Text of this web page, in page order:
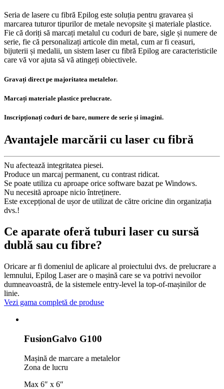
Seria de lasere cu fibră Epilog este soluția pentru gravarea și
marcarea tuturor tipurilor de metale nevopsite și materiale plastice.
Fie că doriți să marcați metalul cu coduri de bare, sigle și numere de
serie, fie că personalizați articole din metal, cum ar fi ceasuri,
bijuterii și medalii, un sistem laser cu fibră Epilog are caracteristicile
care vă vor ajuta să vă atingeți obiectivele.
Gravați direct pe majoritatea metalelor.
Marcați materiale plastice prelucrate.
Inscripționați coduri de bare, numere de serie și imagini.
Avantajele marcării cu laser cu fibră
Nu afectează integritatea piesei.
Produce un marcaj permanent, cu contrast ridicat.
Se poate utiliza cu aproape orice software bazat pe Windows.
Nu necesită aproape nicio întreținere.
Este excepțional de ușor de utilizat de către oricine din organizația
dvs.!
Ce aparate oferă tuburi laser cu sursă
dublă sau cu fibre?
Oricare ar fi domeniul de aplicare al proiectului dvs. de prelucrare a
lemnului, Epilog Laser are o mașină care se va potrivi nevoilor
dumneavoastră, de la sistemele entry-level la top-of-mașinilor de
linie.
Vezi gama completă de produse
FusionGalvo G100
Mașină de marcare a metalelor
Zona de lucru
Max 6″ x 6″